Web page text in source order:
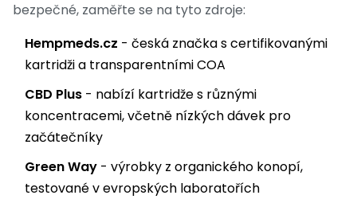
bezpečné, zaměřte se na tyto zdroje:
Hempmeds.cz - česká značka s certifikovanými
kartridži a transparentními COA
CBD Plus - nabízí kartridže s různými
koncentracemi, včetně nízkých dávek pro
začátečníky
Green Way - výrobky z organického konopí,
testované v evropských laboratořích